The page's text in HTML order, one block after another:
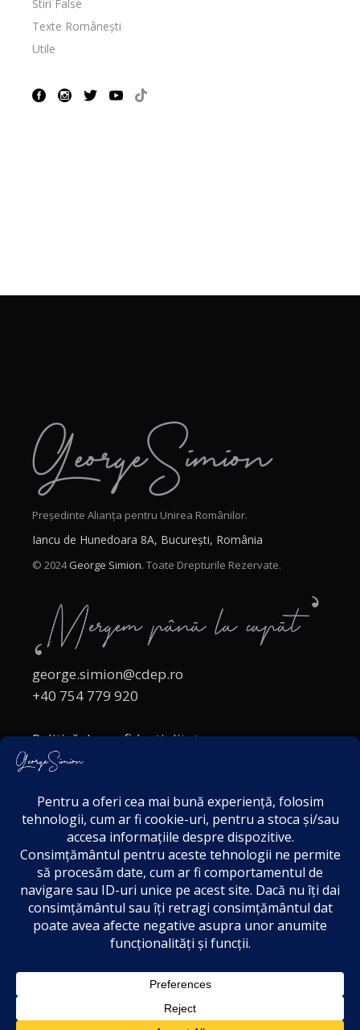
Stiri False
Texte Românești
Utile
Președinte Alianța pentru Unirea Românilor.
Iancu de Hunedoara 8A, București, România
© 2024George Simion. Toate Drepturile Rezervate.
george.simion@cdep.ro
+40 754 779 920
Politică de confidențialitate
Politica cookies
Acordul de markting
Disclaimer